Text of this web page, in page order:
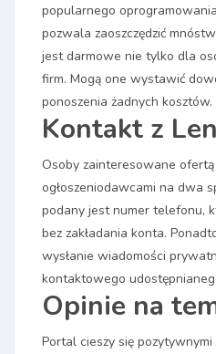
popularnego
pozwala zaoszczędzić
jest darmowe nie tylko dla
firm. Mogą one wystawić
ponoszenia żadnych kosztów.
Kontakt z
Osoby zainteresowane
ogłoszeniodawcami na dwa
podany jest numer telefonu,
bez zakładania konta.
wysłanie wiadomości
kontaktowego
Opinie na
Portal cieszy się